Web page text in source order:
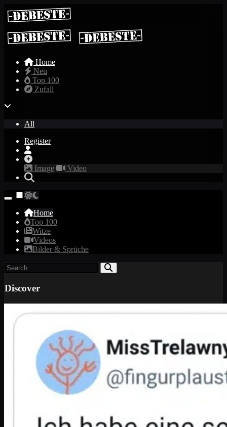
Home
Neu
Top 100
Zufall
All
Register
Image Video
Home
Top 100
Witze
Videos
Bilder & Sprüche
Discover